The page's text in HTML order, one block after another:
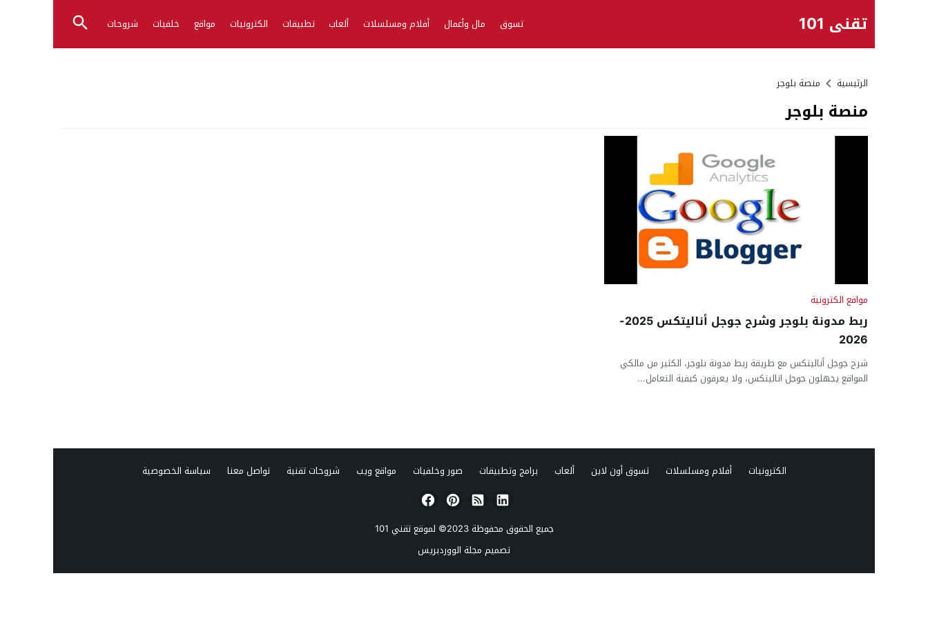
تقني 101 تسوق مال وأعمال أفلام ومسلسلات ألعاب تطبيقات الكترونيات مواقع خلفيات شروحات
الرئيسية منصة بلوجر
منصة بلوجر
مواقع الكترونية
ربط مدونة بلوجر وشرح جوجل أناليتكس 2025-
2026
شرح جوجل أناليتكس مع طريقة ربط مدونة بلوجر، الكثير من مالكي
المواقع يجهلون جوجل اناليتكس، ولا يعرفون كيفية التعامل...
الكترونيات أفلام ومسلسلات تسوق أون لاين ألعاب برامج وتطبيقات صور وخلفيات مواقع ويب شروحات تقنية تواصل معنا سياسة الخصوصية
جميع الحقوق محفوظة 2023© لموقع
تقني 101
تصميم مجلة الووردبريس